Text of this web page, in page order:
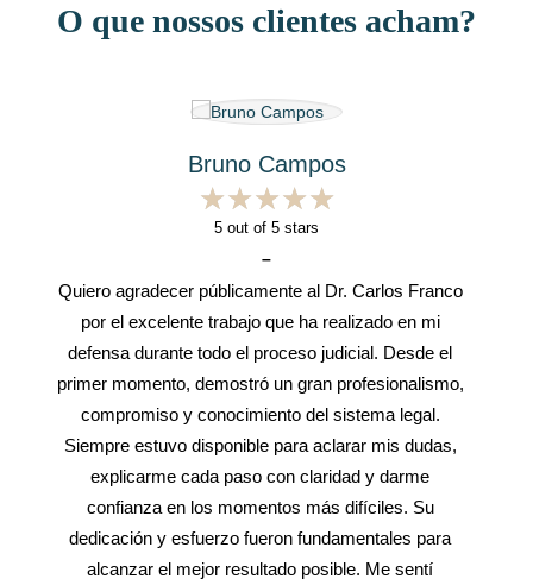
O que nossos clientes acham?
Bruno Campos
★★★★★
★★★★★
5 out of 5 stars
–
Quiero agradecer públicamente al Dr. Carlos Franco
por el excelente trabajo que ha realizado en mi
defensa durante todo el proceso judicial. Desde el
primer momento, demostró un gran profesionalismo,
compromiso y conocimiento del sistema legal.
Siempre estuvo disponible para aclarar mis dudas,
explicarme cada paso con claridad y darme
confianza en los momentos más difíciles. Su
dedicación y esfuerzo fueron fundamentales para
alcanzar el mejor resultado posible. Me sentí